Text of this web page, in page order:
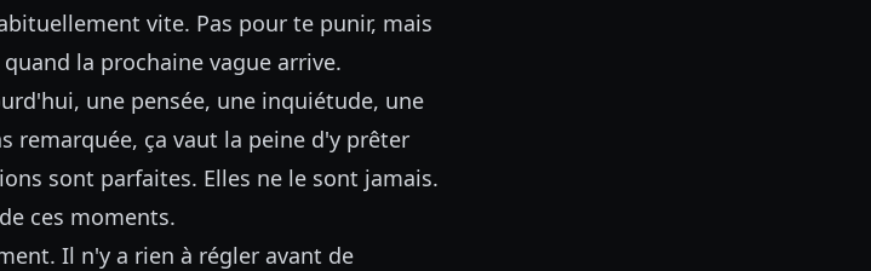
vite. Pas pour te punir, mais
la prochaine vague arrive.
une pensée, une inquiétude, une
remarquée, ça vaut la peine d'y prêter
sont parfaites. Elles ne le sont jamais.
ces moments.
Il n'y a rien à régler avant de